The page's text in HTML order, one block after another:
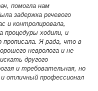
помогла нам
задержка речевого
и контролировала,
процедуры ходили, и
прописала. Я рада, что в
невролога и не
другого
и требовательная, но
отличный профессионал